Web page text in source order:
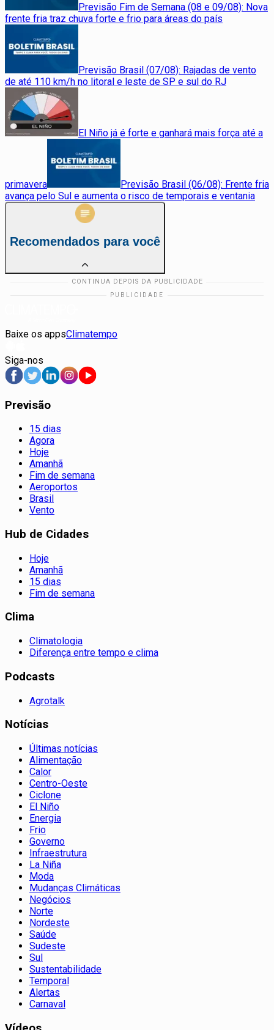
Previsão Fim de Semana (08 e 09/08): Nova
frente fria traz chuva forte e frio para áreas do país
Previsão Brasil (07/08): Rajadas de vento
de até 110 km/h no litoral e leste de SP e sul do RJ
El Niño já é forte e ganhará mais força até a
primavera
Previsão Brasil (06/08): Frente fria
avança pelo Sul e aumenta o risco de temporais e ventania
Recomendados para você
Baixe os appsClimatempo
Siga-nos
Previsão
15 dias
Agora
Hoje
Amanhã
Fim de semana
Aeroportos
Brasil
Vento
Hub de Cidades
Hoje
Amanhã
15 dias
Fim de semana
Clima
Climatologia
Diferença entre tempo e clima
Podcasts
Agrotalk
Notícias
Últimas notícias
Alimentação
Calor
Centro-Oeste
Ciclone
El Niño
Energia
Frio
Governo
Infraestrutura
La Niña
Moda
Mudanças Climáticas
Negócios
Norte
Nordeste
Saúde
Sudeste
Sul
Sustentabilidade
Temporal
Alertas
Carnaval